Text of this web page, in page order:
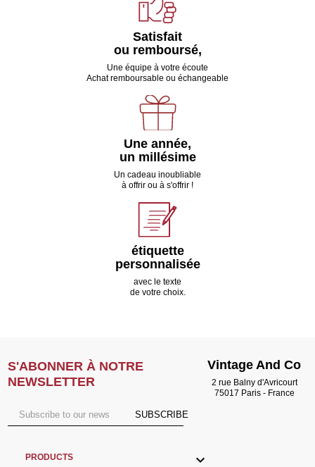
Satisfait
ou remboursé,
Une équipe à votre écoute
Achat remboursable ou échangeable
Une année,
un millésime
Un cadeau inoubliable
à offrir ou à s'offrir !
étiquette
personnalisée
avec le texte
de votre choix.
S'ABONNER À NOTRE
NEWSLETTER
SUBSCRIBE
PRODUCTS 
Vintage And Co
2 rue Balny d'Avricourt
75017 Paris - France